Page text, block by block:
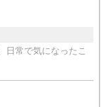
日常で気になったこ